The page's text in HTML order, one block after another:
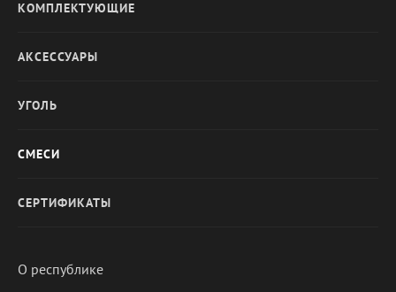
КОМПЛЕКТУЮЩИЕ
АКСЕССУАРЫ
УГОЛЬ
СМЕСИ
СЕРТИФИКАТЫ
О республике